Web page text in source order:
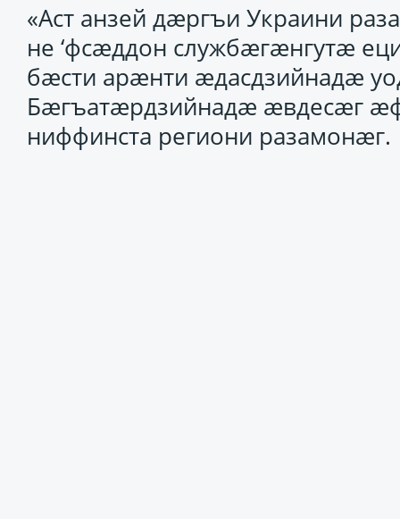
«Аст анзей дæргъи Украини
не ‘фсæддон службæгæнгутæ
бæсти арæнти æдасдзийнадæ
Бæгъатæрдзийнадæ æвдесæг
ниффинста региони разамонæг.